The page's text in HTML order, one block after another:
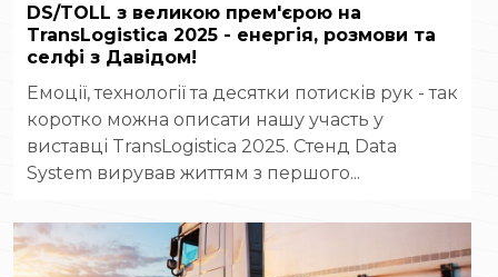
DS/TOLL з великою прем'єрою на
TransLogistica 2025 - енергія, розмови та
селфі з Давідом!
Емоції, технології та десятки потисків рук - так
коротко можна описати нашу участь у
виставці TransLogistica 2025. Стенд Data
System вирував життям з першого...